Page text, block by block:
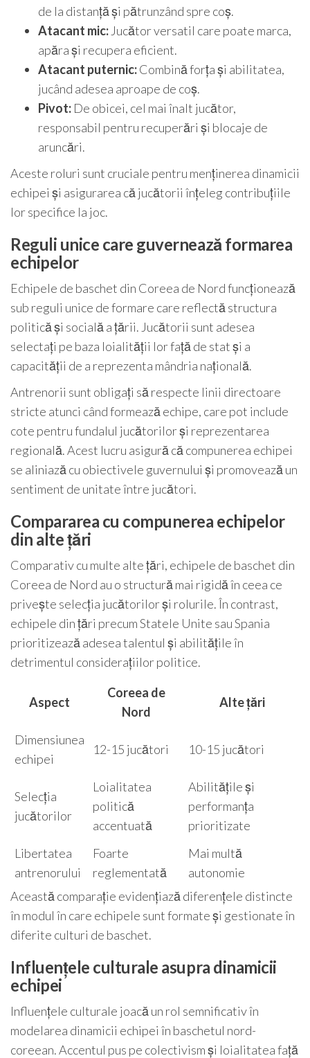
de la distanță și pătrunzând spre coș.
Atacant mic: Jucător versatil care poate marca,
apăra și recupera eficient.
Atacant puternic:Combină forța și abilitatea,
jucând adesea aproape de coș.
Pivot: De obicei, cel mai înalt jucător,
responsabil pentru recuperări și blocaje de
aruncări.
Aceste roluri sunt cruciale pentru menținerea dinamicii
echipei și asigurarea că jucătorii înțeleg contribuțiile
lor specifice la joc.
Reguli unice care guvernează formarea
echipelor
Echipele de baschet din Coreea de Nord funcționează
sub reguli unice de formare care reflectă structura
politică și socială a țării. Jucătorii sunt adesea
selectați pe baza loialității lor față de stat și a
capacității de a reprezenta mândria națională.
Antrenorii sunt obligați să respecte linii directoare
stricte atunci când formează echipe, care pot include
cote pentru fundalul jucătorilor și reprezentarea
regională. Acest lucru asigură că compunerea echipei
se aliniază cu obiectivele guvernului și promovează un
sentiment de unitate între jucători.
Compararea cu compunerea echipelor
din alte țări
Comparativ cu multe alte țări, echipele de baschet din
Coreea de Nord au o structură mai rigidă în ceea ce
privește selecția jucătorilor și rolurile. În contrast,
echipele din țări precum Statele Unite sau Spania
prioritizează adesea talentul și abilitățile în
detrimentul considerațiilor politice.
Aspect
Coreea de
Nord
Alte țări
Dimensiunea
echipei
12-15 jucători 10-15 jucători
Selecția
jucătorilor
Loialitatea
politică
accentuată
Abilitățile și
performanța
prioritizate
Libertatea
antrenorului
Foarte
reglementată
Mai multă
autonomie
Această comparație evidențiază diferențele distincte
în modul în care echipele sunt formate și gestionate în
diferite culturi de baschet.
Influențele culturale asupra dinamicii
echipei
Influențele culturale joacă un rol semnificativ în
modelarea dinamicii echipei în baschetul nord-
coreean. Accentul pus pe colectivism și loialitatea față